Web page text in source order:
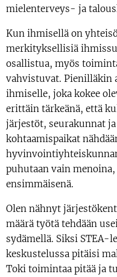
mielenterveys- ja
Kun ihmisellä on
merkityksellisiä
osallistua, myös
vahvistuvat. Pienilläkin
ihmiselle, joka kokee
erittäin tärkeänä, että
järjestöt, seurakunnat
kohtaamispaikat
puhutaan vain menoina,
ensimmäisenä.
Olen nähnyt
määrä työtä tehdään
sydämellä. Siksi STEA-
keskustelussa pitäisi
Toki toimintaa pitää ja